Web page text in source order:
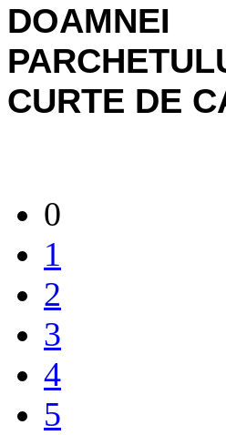
DOAMNEI
CURTE DE
0
1
2
3
4
5